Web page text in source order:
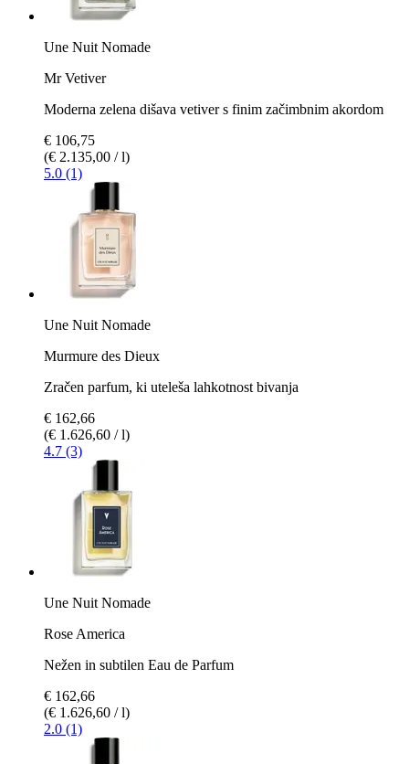
Une Nuit Nomade
Mr Vetiver
Moderna zelena dišava vetiver s finim začimbnim akordom
€ 106,75
(€ 2.135,00 / l)
5.0 (1)
Une Nuit Nomade
Murmure des Dieux
Zračen parfum, ki uteleša lahkotnost bivanja
€ 162,66
(€ 1.626,60 / l)
4.7 (3)
Une Nuit Nomade
Rose America
Nežen in subtilen Eau de Parfum
€ 162,66
(€ 1.626,60 / l)
2.0 (1)